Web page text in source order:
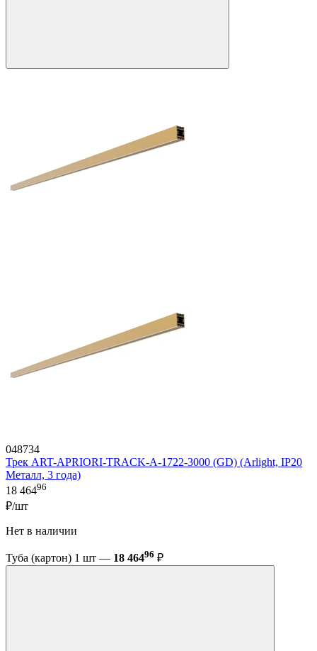
048734
Трек ART-APRIORI-TRACK-A-1722-3000 (GD) (Arlight, IP20
Металл, 3 года)
18 46496
₽/шт
Нет в наличии
Туба (картон) 1 шт — 18 46496 ₽